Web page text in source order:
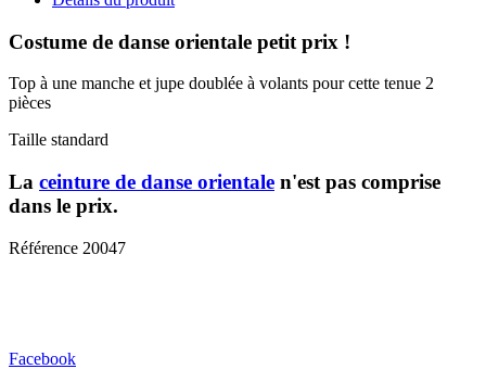
Costume de danse orientale petit prix !
Top à une manche et jupe doublée à volants pour cette tenue 2
pièces
Taille standard
La ceinture de danse orientale n'est pas comprise
dans le prix.
Référence 20047
Facebook